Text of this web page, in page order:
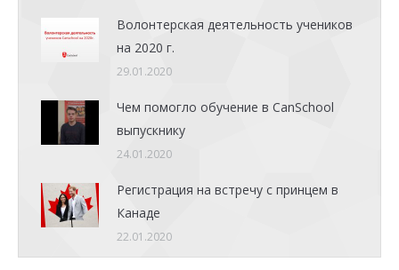
Волонтерская деятельность учеников
на 2020 г.
29.01.2020
Чем помогло обучение в CanSchool
выпускнику
24.01.2020
Регистрация на встречу с принцем в
Канаде
22.01.2020